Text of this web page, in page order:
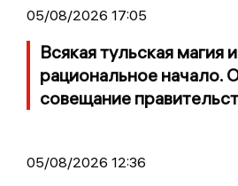
05/08/2026 17:05
Всякая тульская магия
рациональное начало.
совещание
05/08/2026 12:36